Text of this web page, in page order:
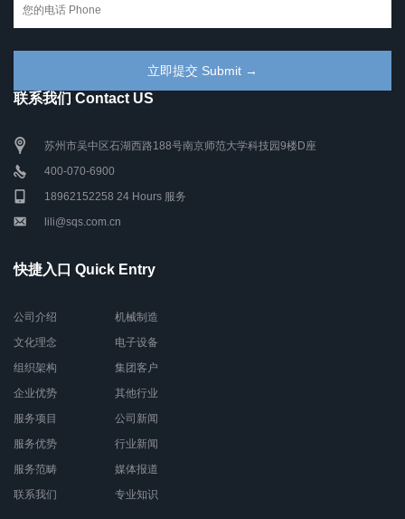
联系我们 Contact US
苏州市吴中区石湖西路188号南京师范大学科技园9楼D座
400-070-6900
18962152258 24 Hours 服务
lili@sqs.com.cn
快捷入口 Quick Entry
公司介绍
文化理念
组织架构
企业优势
服务项目
服务优势
服务范畴
联系我们
机械制造
电子设备
集团客户
其他行业
公司新闻
行业新闻
媒体报道
专业知识